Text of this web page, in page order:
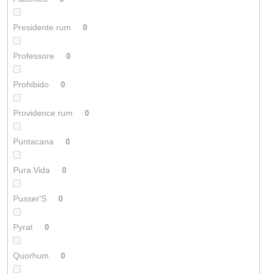
Presidente rum 0
Professore 0
Prohibido 0
Providence rum 0
Puntacana 0
Pura Vida 0
Pusser'S 0
Pyrat 0
Quorhum 0